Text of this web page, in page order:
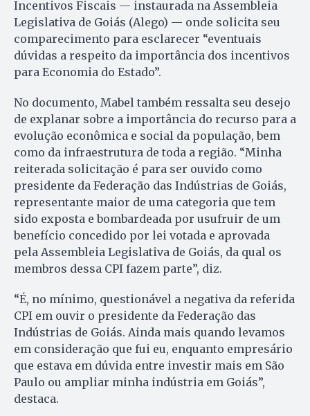
Incentivos Fiscais — instaurada na Assembleia
Legislativa de Goiás (Alego) — onde solicita seu
comparecimento para esclarecer “eventuais
dúvidas a respeito da importância dos incentivos
para Economia do Estado”.
No documento, Mabel também ressalta seu desejo
de explanar sobre a importância do recurso para a
evolução econômica e social da população, bem
como da infraestrutura de toda a região. “Minha
reiterada solicitação é para ser ouvido como
presidente da Federação das Indústrias de Goiás,
representante maior de uma categoria que tem
sido exposta e bombardeada por usufruir de um
benefício concedido por lei votada e aprovada
pela Assembleia Legislativa de Goiás, da qual os
membros dessa CPI fazem parte”, diz.
“É, no mínimo, questionável a negativa da referida
CPI em ouvir o presidente da Federação das
Indústrias de Goiás. Ainda mais quando levamos
em consideração que fui eu, enquanto empresário
que estava em dúvida entre investir mais em São
Paulo ou ampliar minha indústria em Goiás”,
destaca.